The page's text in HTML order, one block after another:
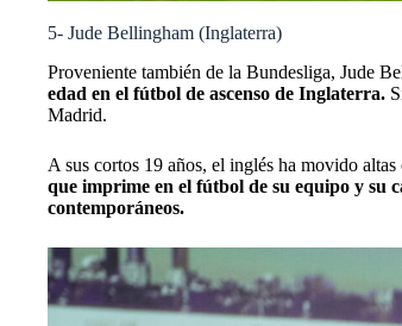
5- Jude Bellingham (Inglaterra)
Proveniente también de la Bundesliga, Jude
edad en el fútbol de ascenso de Inglaterra.
Madrid.
A sus cortos 19 años, el inglés ha movido
que imprime en el fútbol de su equipo y su
contemporáneos.